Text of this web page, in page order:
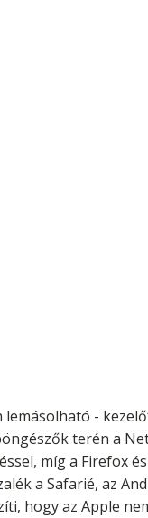
-
terén a
míg a Firefox
a Safarié, az
hogy az Apple